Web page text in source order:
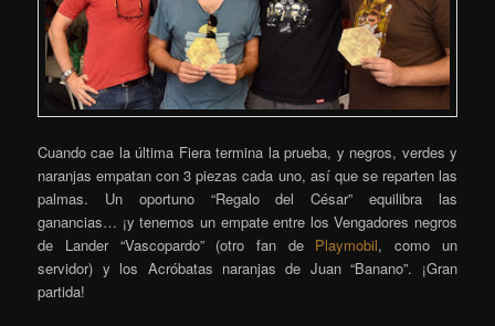
Cuando cae la última Fiera termina la prueba, y negros, verdes y
naranjas empatan con 3 piezas cada uno, así que se reparten las
palmas. Un oportuno “Regalo del César” equilibra las
ganancias… ¡y tenemos un empate entre los Vengadores negros
de Lander “Vascopardo” (otro fan de Playmobil, como un
servidor) y los Acróbatas naranjas de Juan “Banano”. ¡Gran
partida!